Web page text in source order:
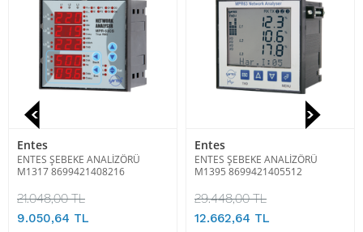
Entes
ENTES ŞEBEKE ANALİZÖRÜ
M1317 8699421408216
21.048,00 TL
9.050,64 TL
Entes
ENTES ŞEBEKE ANALİZÖRÜ
M1395 8699421405512
29.448,00 TL
12.662,64 TL